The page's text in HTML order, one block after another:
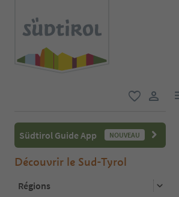
Südtirol Guide App NOUVEAU
Découvrir le Sud-Tyrol
Régions